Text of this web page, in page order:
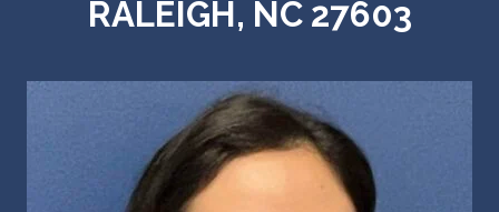
RALEIGH, NC 27603